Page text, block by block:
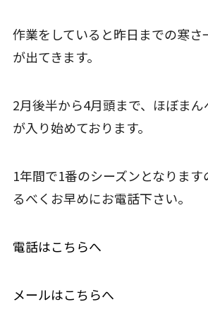
作業をしていると昨日までの寒さ
が出てきます。
2月後半から4月頭まで、ほぼま
が入り始めております。
1年間で1番のシーズンとなりま
るべくお早めにお電話下さい。
電話はこちらへ
メールはこちらへ